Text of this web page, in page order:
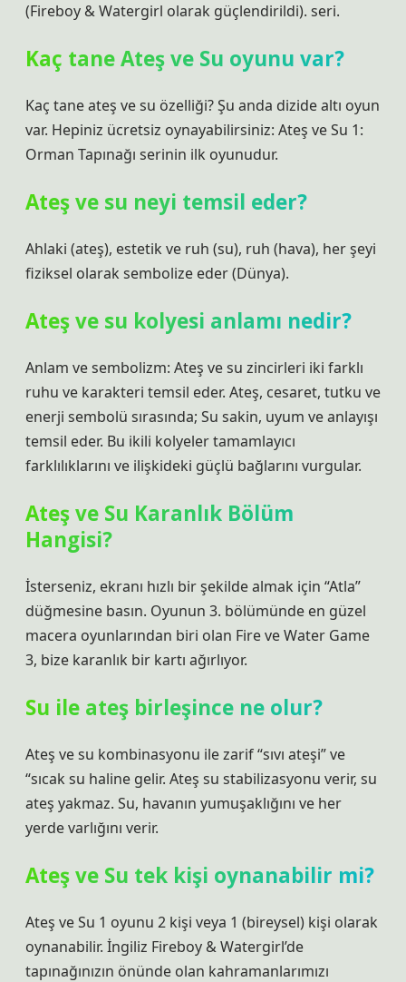
(Fireboy & Watergirl olarak güçlendirildi). seri.
Kaç tane Ateş ve Su oyunu var?
Kaç tane ateş ve su özelliği? Şu anda dizide altı oyun
var. Hepiniz ücretsiz oynayabilirsiniz: Ateş ve Su 1:
Orman Tapınağı serinin ilk oyunudur.
Ateş ve su neyi temsil eder?
Ahlaki (ateş), estetik ve ruh (su), ruh (hava), her şeyi
fiziksel olarak sembolize eder (Dünya).
Ateş ve su kolyesi anlamı nedir?
Anlam ve sembolizm: Ateş ve su zincirleri iki farklı
ruhu ve karakteri temsil eder. Ateş, cesaret, tutku ve
enerji sembolü sırasında; Su sakin, uyum ve anlayışı
temsil eder. Bu ikili kolyeler tamamlayıcı
farklılıklarını ve ilişkideki güçlü bağlarını vurgular.
Ateş ve Su Karanlık Bölüm
Hangisi?
İsterseniz, ekranı hızlı bir şekilde almak için “Atla”
düğmesine basın. Oyunun 3. bölümünde en güzel
macera oyunlarından biri olan Fire ve Water Game
3, bize karanlık bir kartı ağırlıyor.
Su ile ateş birleşince ne olur?
Ateş ve su kombinasyonu ile zarif “sıvı ateşi” ve
“sıcak su haline gelir. Ateş su stabilizasyonu verir, su
ateş yakmaz. Su, havanın yumuşaklığını ve her
yerde varlığını verir.
Ateş ve Su tek kişi oynanabilir mi?
Ateş ve Su 1 oyunu 2 kişi veya 1 (bireysel) kişi olarak
oynanabilir. İngiliz Fireboy & Watergirl’de
tapınağınızın önünde olan kahramanlarımızı